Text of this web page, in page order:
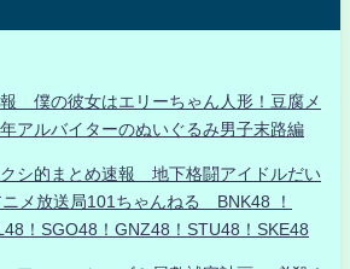
僕の彼女はエリーちゃん人形！豆腐メ
アルバイターのぬいぐるみ男子末路編
シ的まとめ速報 地下格闘アイドルだい
メ放送局101ちゃんねる BNK48 ！
！SGO48！GNZ48！STU48！SKE48